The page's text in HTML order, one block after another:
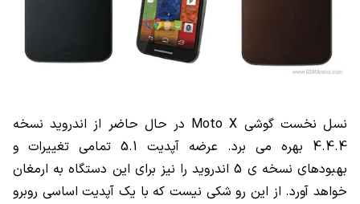
نسل نخست گوشی Moto X در حال حاضر از اندروید نسخه
4.4.4 بهره می برد. عرضه آپدیت 5.1 تمامی تغییرات و
بهبودهای نسخه ی 5 اندروید را نیز برای این دستگاه به ارمغان
خواهد آورد. از این رو شکی نیست که با یک آپدیت اساسی روبرو